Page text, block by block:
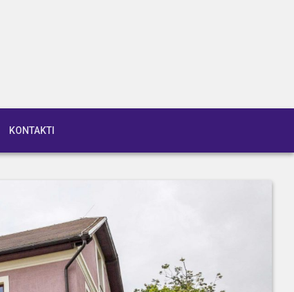
KONTAKTI